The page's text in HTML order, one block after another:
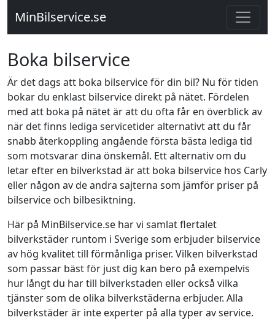
MinBilservice.se
Boka bilservice
Är det dags att boka bilservice för din bil? Nu för tiden
bokar du enklast bilservice direkt på nätet. Fördelen
med att boka på nätet är att du ofta får en överblick av
när det finns lediga servicetider alternativt att du får
snabb återkoppling angående första bästa lediga tid
som motsvarar dina önskemål. Ett alternativ om du
letar efter en bilverkstad är att boka bilservice hos Carly
eller någon av de andra sajterna som jämför priser på
bilservice och bilbesiktning.
Här på MinBilservice.se har vi samlat flertalet
bilverkstäder runtom i Sverige som erbjuder bilservice
av hög kvalitet till förmånliga priser. Vilken bilverkstad
som passar bäst för just dig kan bero på exempelvis
hur långt du har till bilverkstaden eller också vilka
tjänster som de olika bilverkstäderna erbjuder. Alla
bilverkstäder är inte experter på alla typer av service.